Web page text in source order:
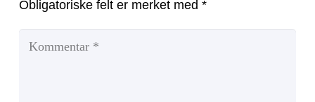
Obligatoriske felt er merket med *